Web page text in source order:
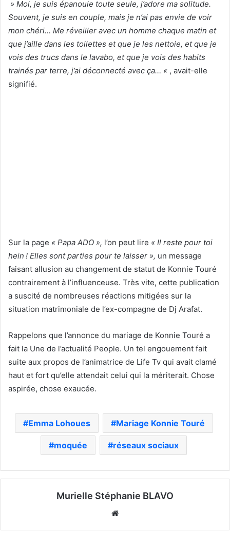
» Moi, je suis épanouie toute seule, j’adore ma solitude.
Souvent, je suis en couple, mais je n’ai pas envie de voir
mon chéri… Me réveiller avec un homme chaque matin et
que j’aille dans les toilettes et que je les nettoie, et que je
vois des trucs dans le lavabo, et que je vois des habits
trainés par terre, j’ai déconnecté avec ça… « , avait-elle
signifié.
Sur la page « Papa ADO », l’on peut lire « Il reste pour toi
hein ! Elles sont parties pour te laisser », un message
faisant allusion au changement de statut de Konnie Touré
contrairement à l’influenceuse. Très vite, cette publication
a suscité de nombreuses réactions mitigées sur la
situation matrimoniale de l’ex-compagne de Dj Arafat.
Rappelons que l’annonce du mariage de Konnie Touré a
fait la Une de l’actualité People. Un tel engouement fait
suite aux propos de l’animatrice de Life Tv qui avait clamé
haut et fort qu’elle attendait celui qui la mériterait. Chose
aspirée, chose exaucée.
Emma Lohoues Mariage Konnie Touré
moquée réseaux sociaux
Murielle Stéphanie BLAVO